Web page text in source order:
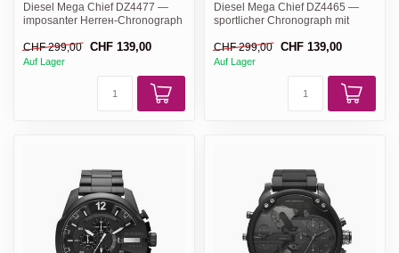
Diesel Mega Chief DZ4477 —
imposanter Herrен-Chronograph
CHF 299,00
CHF 139,00
Auf Lager
Diesel Mega Chief DZ4465 —
sportlicher Chronograph mit
CHF 299,00
CHF 139,00
Auf Lager